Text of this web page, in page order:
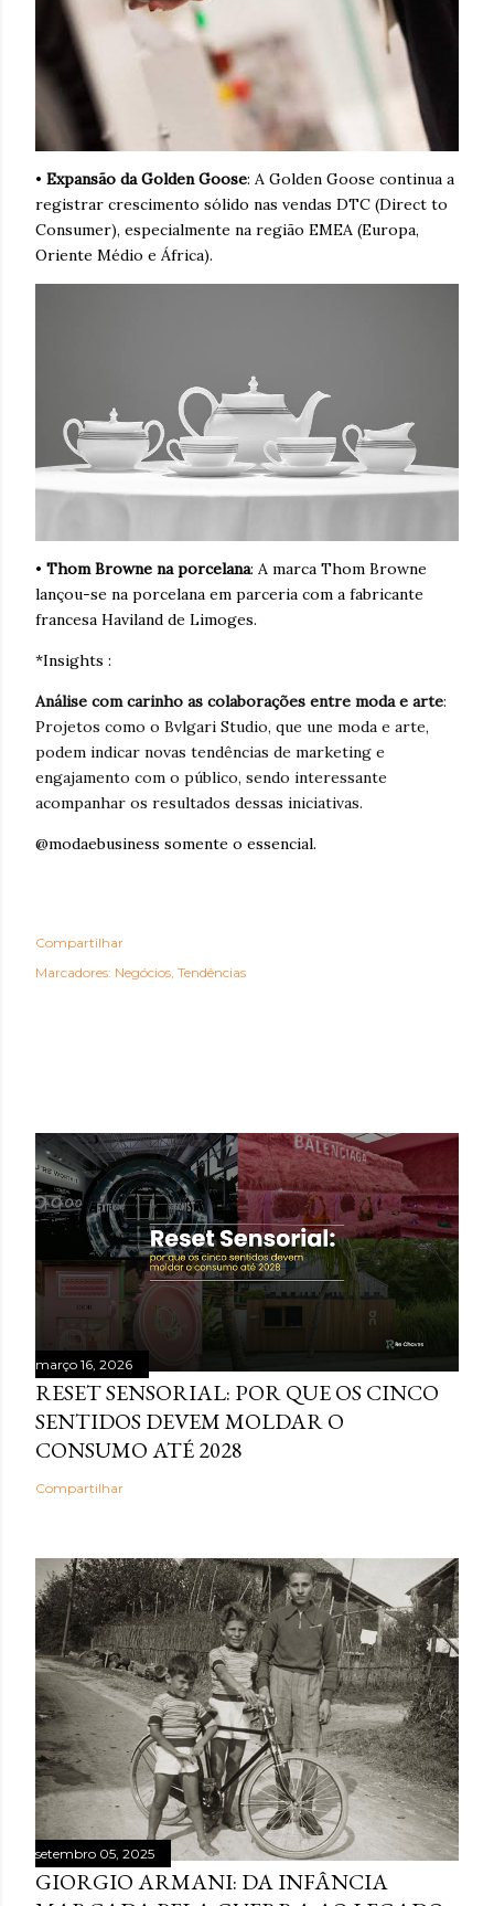
• Expansão da Golden Goose: A Golden Goose continua a
registrar crescimento sólido nas vendas DTC (Direct to
Consumer), especialmente na região EMEA (Europa,
Oriente Médio e África).
• Thom Browne na porcelana: A marca Thom Browne
lançou-se na porcelana em parceria com a fabricante
francesa Haviland de Limoges.
*Insights :
Análise com carinho as colaborações entre moda e arte:
Projetos como o Bvlgari Studio, que une moda e arte,
podem indicar novas tendências de marketing e
engajamento com o público, sendo interessante
acompanhar os resultados dessas iniciativas.
@modaebusiness somente o essencial.
Compartilhar
Marcadores: Negócios Tendências
março 16, 2026
RESET SENSORIAL: POR QUE OS CINCO
SENTIDOS DEVEM MOLDAR O
CONSUMO ATÉ 2028
Compartilhar
setembro 05, 2025
GIORGIO ARMANI: DA INFÂNCIA